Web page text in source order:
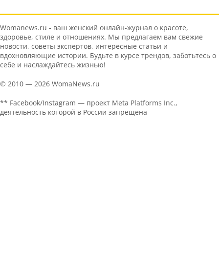
Womanews.ru - ваш женский онлайн-журнал о красоте,
здоровье, стиле и отношениях. Мы предлагаем вам свежие
новости, советы экспертов, интересные статьи и
вдохновляющие истории. Будьте в курсе трендов, заботьтесь о
себе и наслаждайтесь жизнью!
© 2010 — 2026 WomaNews.ru
** Facebook/Instagram — проект Meta Platforms Inc.,
деятельность которой в России запрещена